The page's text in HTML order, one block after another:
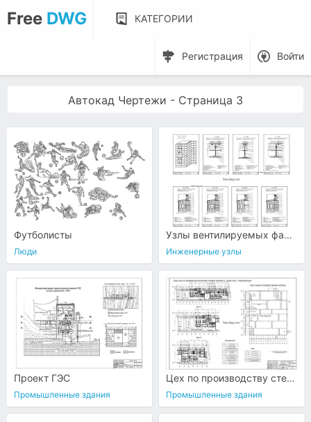
Free DWG КАТЕГОРИИ
Регистрация Войти
Автокад Чертежи - Страница 3
Футболисты
Люди
Узлы вентилируемых фасадов
Инженерные узлы
Проект ГЭС
Промышленные здания
Цех по производству стеновых панелей
Промышленные здания